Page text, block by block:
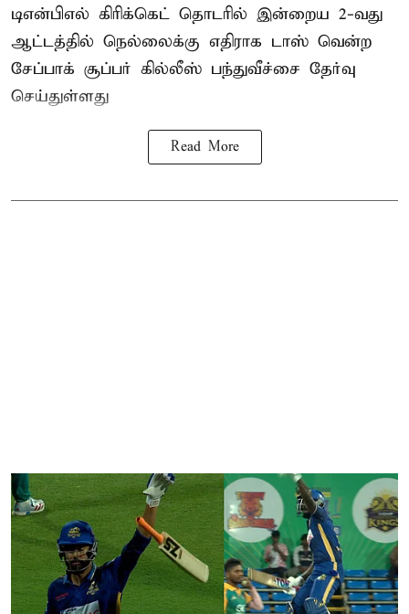
டிஎன்பிஎல் கிரிக்கெட் தொடரில் இன்றைய 2-வது
ஆட்டத்தில் நெல்லைக்கு எதிராக டாஸ் வென்ற
சேப்பாக் சூப்பர் கில்லீஸ் பந்துவீச்சை தேர்வு
செய்துள்ளது
Read More